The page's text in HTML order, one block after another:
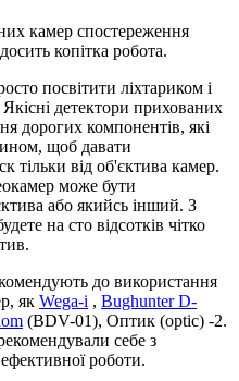
камер спостереження
копітка робота.
посвітити ліхтариком і
детектори прихованих
дорогих компонентів, які
щоб давати
тільки від об'єктива камер.
може бути
або якийсь інший. З
на сто відсотків чітко
до використання
як Wega-i , Bughunter D-
(BDV-01), Оптик (optic) -2.
себе з
роботи.